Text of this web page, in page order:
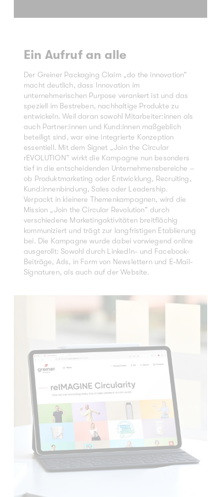
Ein Aufruf an alle
Der Greiner Packaging Claim „do the innovation“
macht deutlich, dass Innovation im
unternehmerischen Purpose verankert ist und das
speziell im Bestreben, nachhaltige Produkte zu
entwickeln. Weil daran sowohl Mitarbeiter:innen als
auch Partner:innen und Kund:innen maßgeblich
beteiligt sind, war eine integrierte Konzeption
essentiell. Mit dem Signet „Join the Circular
rEVOLUTION“ wirkt die Kampagne nun besonders
tief in die entscheidenden Unternehmensbereiche –
ob Produktmarketing oder Entwicklung, Recruiting,
Kund:innenbindung, Sales oder Leadership.
Verpackt in kleinere Themenkampagnen, wird die
Mission „Join the Circular Revolution“ durch
verschiedene Marketingaktivitäten breitflächig
kommuniziert und trägt zur langfristigen Etablierung
bei. Die Kampagne wurde dabei vorwiegend online
ausgerollt: Sowohl durch LinkedIn- und Facebook-
Beiträge, Ads, in Form von Newslettern und E-Mail-
Signaturen, als auch auf der Website.